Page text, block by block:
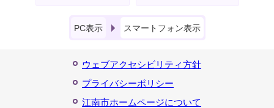
PC表示 スマートフォン表示
ウェブアクセシビリティ方針
プライバシーポリシー
江南市ホームページについて